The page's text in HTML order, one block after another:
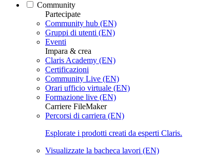
Community
Partecipate
Community hub (EN)
Gruppi di utenti (EN)
Eventi
Impara & crea
Claris Academy (EN)
Certificazioni
Community Live (EN)
Orari ufficio virtuale (EN)
Formazione live (EN)
Carriere FileMaker
Percorsi di carriera (EN)
Esplorate i prodotti creati da esperti Claris.
Visualizzate la bacheca lavori (EN)